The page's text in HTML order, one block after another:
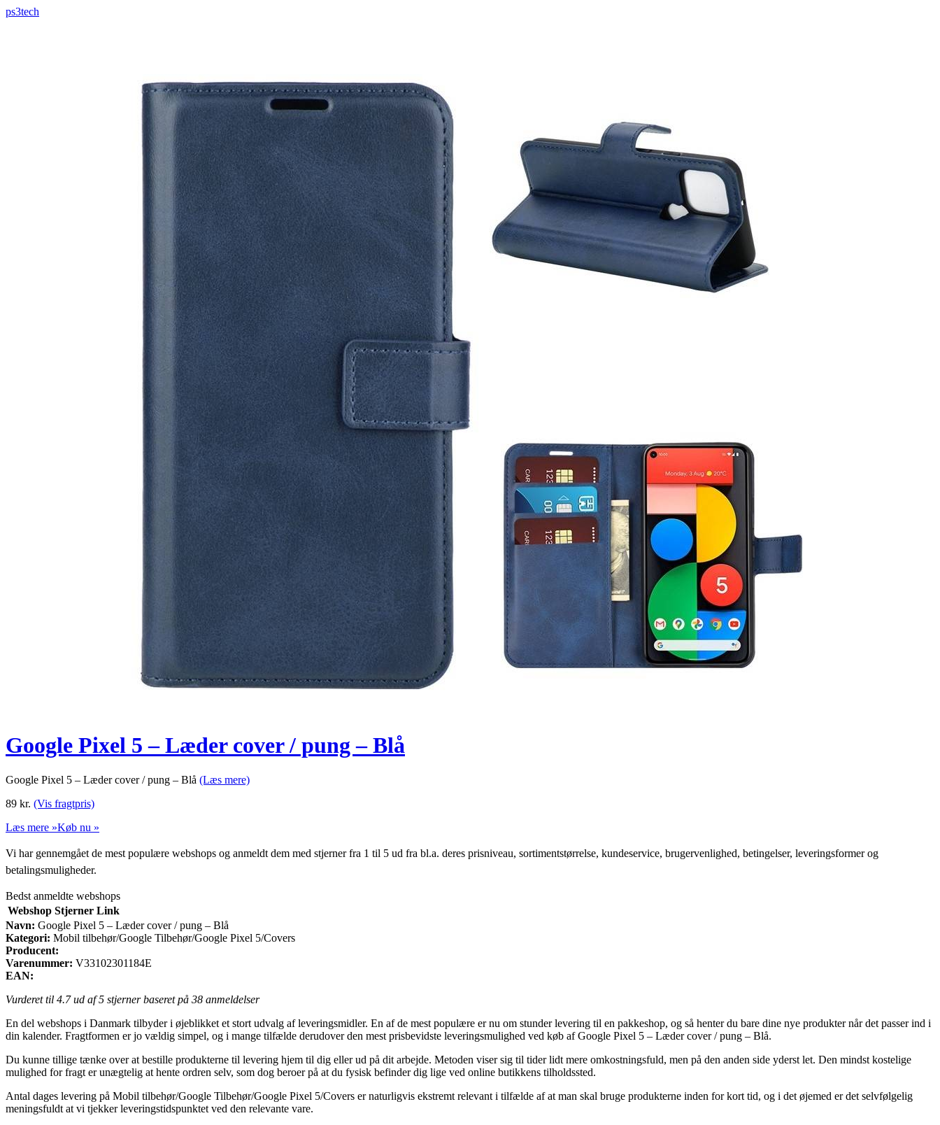
ps3tech
Google Pixel 5 – Læder cover / pung – Blå
Google Pixel 5 – Læder cover / pung – Blå (Læs mere)
89 kr. (Vis fragtpris)
Læs mere »Køb nu »
Vi har gennemgået de mest populære webshops og anmeldt dem med stjerner fra 1 til 5 ud fra bl.a. deres prisniveau, sortimentstørrelse, kundeservice, brugervenlighed, betingelser, leveringsformer og
betalingsmuligheder.
Bedst anmeldte webshops
Webshop Stjerner Link
Navn: Google Pixel 5 – Læder cover / pung – Blå
Kategori: Mobil tilbehør/Google Tilbehør/Google Pixel 5/Covers
Producent:
Varenummer: V33102301184E
EAN:
Vurderet til 4.7ud af 5 stjerner baseret på 38 anmeldelser
En del webshops i Danmark tilbyder i øjeblikket et stort udvalg af leveringsmidler. En af de mest populære er nu om stunder levering til en pakkeshop, og så henter du bare dine nye produkter når det passer ind i
din kalender. Fragtformen er jo vældig simpel, og i mange tilfælde derudover den mest prisbevidste leveringsmulighed ved køb af Google Pixel 5 – Læder cover / pung – Blå.
Du kunne tillige tænke over at bestille produkterne til levering hjem til dig eller ud på dit arbejde. Metoden viser sig til tider lidt mere omkostningsfuld, men på den anden side yderst let. Den mindst kostelige
mulighed for fragt er unægtelig at hente ordren selv, som dog beroer på at du fysisk befinder dig lige ved online butikkens tilholdssted.
Antal dages levering på Mobil tilbehør/Google Tilbehør/Google Pixel 5/Covers er naturligvis ekstremt relevant i tilfælde af at man skal bruge produkterne inden for kort tid, og i det øjemed er det selvfølgelig
meningsfuldt at vi tjekker leveringstidspunktet ved den relevante vare.